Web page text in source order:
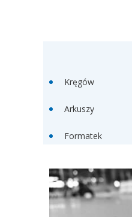
Kręgów
Arkuszy
Formatek